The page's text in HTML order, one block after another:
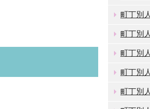
町丁別
町丁別
町丁別
町丁別
町丁別